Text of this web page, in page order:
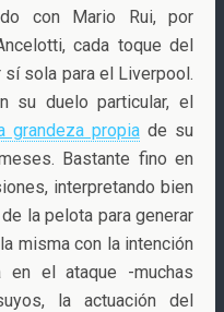
con Mario Rui, por
cada toque del
sí sola para el Liverpool.
su duelo particular, el
grandeza propiade su
Bastante fino en
interpretando bien
la pelota para generar
misma con la intención
el ataque -muchas
la actuación del